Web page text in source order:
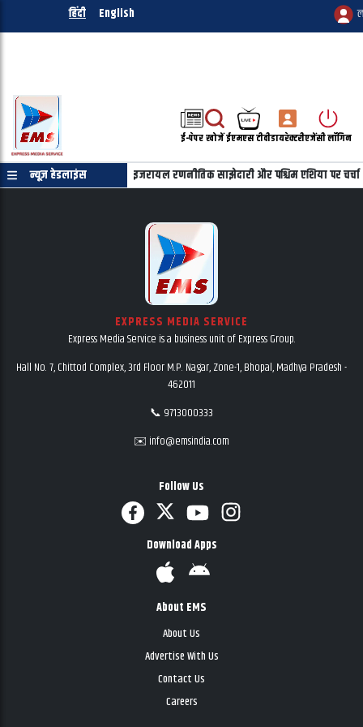
हिंदी English
ई-पेपरखोजेंईएमएस टीवीडायरेक्टरीएजेंसी लॉगिन
न्यूज़ हेडलाइंस
की फोन पर बातचीत, भारत-इजरायल रणनीतिक साझेदारी और पश्चिम एशिया पर चर्चा
EXPRESS MEDIA SERVICE
Express Media Service is a business unit of Express Group.
Hall No. 7, Chittod Complex, 3rd Floor M.P. Nagar, Zone-1, Bhopal, Madhya Pradesh -
462011
📞 9713000333
✉️ info@emsindia.com
Follow Us
Download Apps
About EMS
About Us
Advertise With Us
Contact Us
Careers